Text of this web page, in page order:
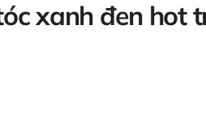
xanh đen hot